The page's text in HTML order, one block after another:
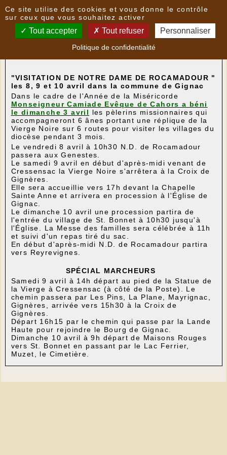
Nouvelles
L'âne Basile sera à Gignac les 8, 9 et 10 avril
"VISITATION DE NOTRE DAME DE ROCAMADOUR "
les 8, 9 et 10 avril dans la commune de Gignac
Dans le cadre de l'Année de la Miséricorde
Monseigneur Camiade Evêque de Cahors a béni
le dimanche 3 avril les pèlerins missionnaires qui
accompagneront 6 ânes portant une réplique de la
Vierge Noire sur 6 routes pour visiter les villages du
diocèse pendant 3 mois.
Le vendredi 8 avril à 10h30 N.D. de Rocamadour
passera aux Genestes.
Le samedi 9 avril en début d'après-midi venant de
Cressensac la Vierge Noire s'arrêtera à la Croix de
Gignères.
Elle sera accueillie vers 17h devant la Chapelle
Sainte Anne et arrivera en procession à l'Église de
Gignac.
Le dimanche 10 avril une procession partira de
l'entrée du village de St. Bonnet à 10h30 jusqu'à
l'Église. La Messe des familles sera célébrée à 11h
et suivi d'un repas tiré du sac.
En début d'après-midi N.D. de Rocamadour partira
vers Reyrevignes.
SPÉCIAL MARCHEURS
Samedi 9 avril à 14h départ au pied de la Statue de
la Vierge à Cressensac (à côté de la Poste). Le
chemin passera par Les Pins, La Plane, Mayrignac,
Gignères, arrivée vers 15h30 à la Croix de
Gignères.
Départ 16h15 par le chemin qui passe par la Lande
Haute pour rejoindre le Bourg de Gignac.
Dimanche 10 avril à 9h départ de Maisons Rouges
vers St. Bonnet en passant par le Lac Ferrier,
Muzet, le Cimetière.
Ce site utilise des cookies et vous donne le contrôle
sur ceux que vous souhaitez activer
Tout accepter Tout refuser Personnaliser
Politique de confidentialité